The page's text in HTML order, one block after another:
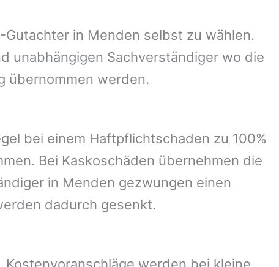
Gutachter in Menden selbst zu wählen.
unabhängigen Sachverständiger wo die
übernommen werden.
bei einem Haftpflichtschaden zu 100%
Bei Kaskoschäden übernehmen die
in Menden gezwungen einen
dadurch gesenkt.